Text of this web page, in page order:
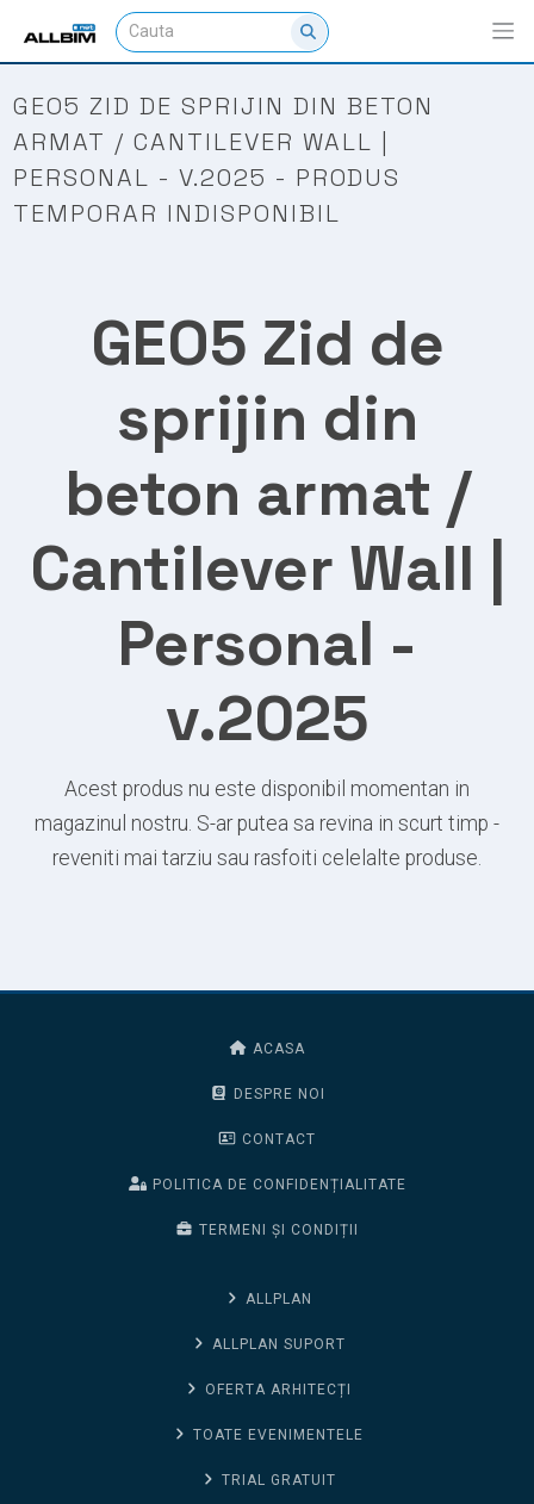
GEO5 ZID DE SPRIJIN DIN BETON
ARMAT / CANTILEVER WALL |
PERSONAL - V.2025 - PRODUS
TEMPORAR INDISPONIBIL
GEO5 Zid de
sprijin din
beton armat /
Cantilever Wall |
Personal -
v.2025
Acest produs nu este disponibil momentan in
magazinul nostru. S-ar putea sa revina in scurt timp -
reveniti mai tarziu sau rasfoiti celelalte produse.
ACASA
DESPRE NOI
CONTACT
POLITICA DE CONFIDENȚIALITATE
TERMENI ȘI CONDIȚII
ALLPLAN
ALLPLAN SUPORT
OFERTA ARHITECȚI
TOATE EVENIMENTELE
TRIAL GRATUIT